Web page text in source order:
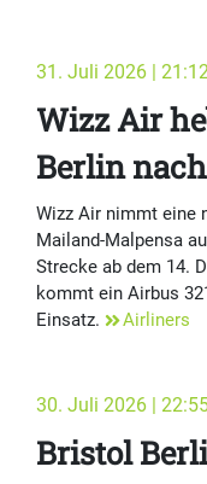
31. Juli 2026 |
Wizz Air
Berlin
Wizz Air nimmt eine
Mailand-Malpensa
Strecke ab dem 14.
kommt ein Airbus
Einsatz.
Airliners
30. Juli 2026 |
Bristol